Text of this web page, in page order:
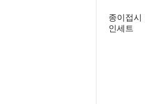
종이접시
인세트